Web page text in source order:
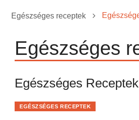
Egészséges receptek
Egészséges
Egészséges
EGÉSZSÉGES RECEPTEK